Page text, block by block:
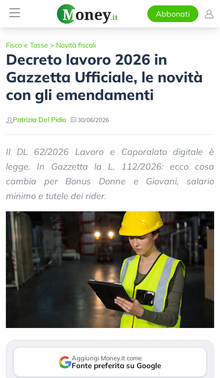
Abbonati
Fisco e Tasse > Novità fiscali
Decreto lavoro 2026 in
Gazzetta Ufficiale, le novità
con gli emendamenti
Patrizia Del Pidio 30/06/2026
Il DL 62/2026 Lavoro e Caporalato digitale è
legge. In Gazzetta la L. 112/2026: ecco cosa
cambia per Bonus Donne e Giovani, salario
minimo e tutele dei rider.
Aggiungi Money.it come
Fonte preferita su Google